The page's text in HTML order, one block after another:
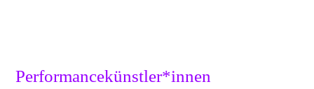
Performancekünstler*innen